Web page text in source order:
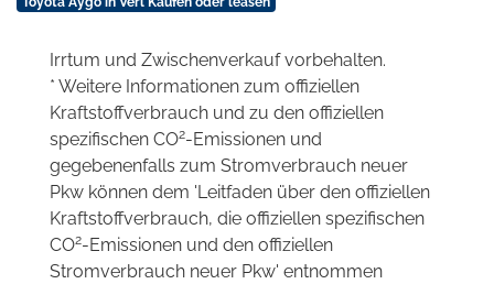
Irrtum und Zwischenverkauf vorbehalten.
* Weitere Informationen zum offiziellen
Kraftstoffverbrauch und zu den offiziellen
spezifischen CO2-Emissionen und
gegebenenfalls zum Stromverbrauch neuer
Pkw können dem 'Leitfaden über den offiziellen
Kraftstoffverbrauch, die offiziellen spezifischen
CO2-Emissionen und den offiziellen
Stromverbrauch neuer Pkw' entnommen